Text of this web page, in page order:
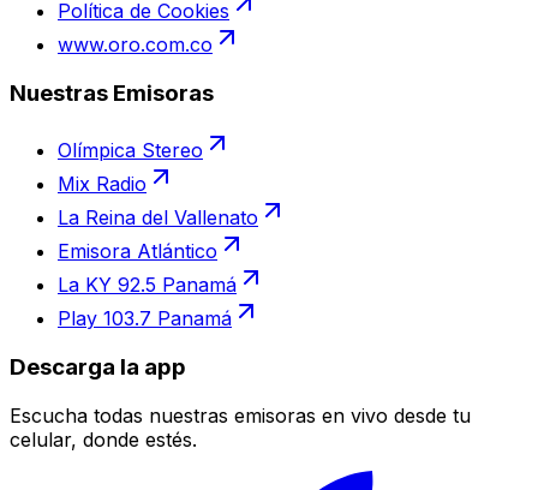
Política de Cookies
www.oro.com.co
Nuestras Emisoras
Olímpica Stereo
Mix Radio
La Reina del Vallenato
Emisora Atlántico
La KY 92.5 Panamá
Play 103.7 Panamá
Descarga la app
Escucha todas nuestras emisoras en vivo desde tu
celular, donde estés.